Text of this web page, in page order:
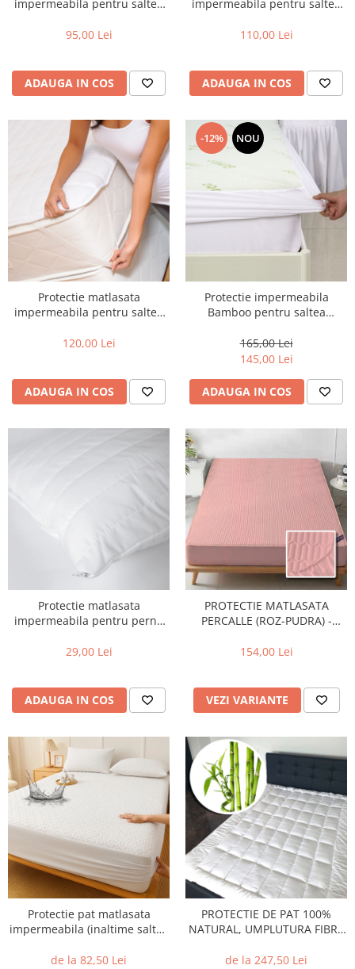
impermeabila pentru saltea
95,00 Lei
ADAUGA IN COS
impermeabila pentru saltea
110,00 Lei
ADAUGA IN COS
Protectie matlasata
impermeabila pentru saltea
120,00 Lei
ADAUGA IN COS
-12% NOU
Protectie impermeabila
Bamboo pentru saltea
165,00 Lei
145,00 Lei
ADAUGA IN COS
Protectie matlasata
impermeabila pentru perna
29,00 Lei
ADAUGA IN COS
PROTECTIE MATLASATA
PERCALLE (ROZ-PUDRA) -
154,00 Lei
VEZI VARIANTE
Protectie pat matlasata
impermeabila (inaltime saltea
(50cm x 70cm) - Marime: 90cm
de la 82,50 Lei
PROTECTIE DE PAT 100%
NATURAL, UMPLUTURA FIBRA
Pentru saltea de 180x200cm
de la 247,50 Lei